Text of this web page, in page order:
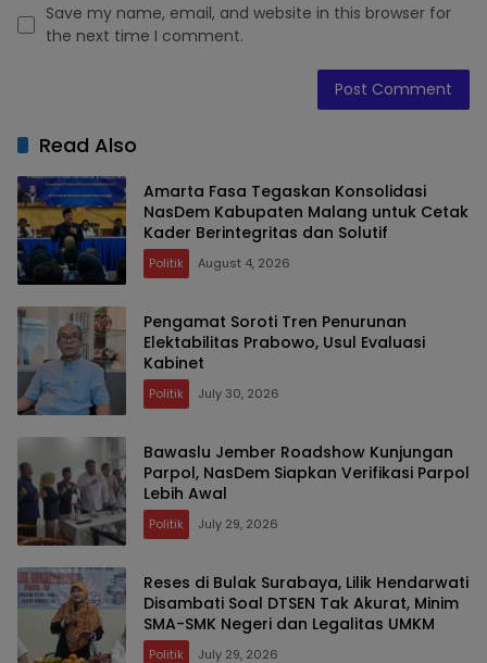
Save my name, email, and website in this browser for
the next time I comment.
Read Also
Amarta Fasa Tegaskan Konsolidasi
NasDem Kabupaten Malang untuk Cetak
Kader Berintegritas dan Solutif
Politik August 4, 2026
Pengamat Soroti Tren Penurunan
Elektabilitas Prabowo, Usul Evaluasi
Kabinet
Politik July 30, 2026
Bawaslu Jember Roadshow Kunjungan
Parpol, NasDem Siapkan Verifikasi Parpol
Lebih Awal
Politik July 29, 2026
Reses di Bulak Surabaya, Lilik Hendarwati
Disambati Soal DTSEN Tak Akurat, Minim
SMA-SMK Negeri dan Legalitas UMKM
Politik July 29, 2026